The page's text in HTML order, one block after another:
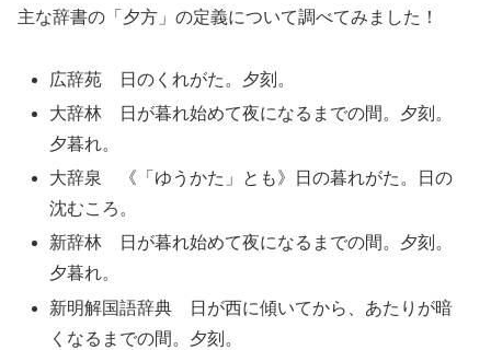
主な辞書の「夕方」の定義について調べてみました！
広辞苑 日のくれがた。夕刻。
大辞林 日が暮れ始めて夜になるまでの間。夕刻。
夕暮れ。
大辞泉 《「ゆうかた」とも》日の暮れがた。日の
沈むころ。
新辞林 日が暮れ始めて夜になるまでの間。夕刻。
夕暮れ。
新明解国語辞典 日が西に傾いてから、あたりが暗
くなるまでの間。夕刻。